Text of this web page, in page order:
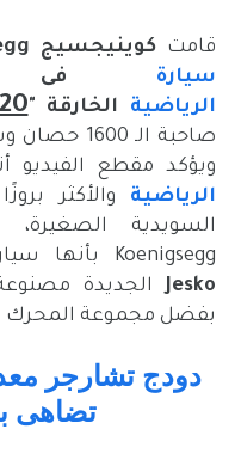
قامت كوينيجسيج
سيارة فى
الرياضية
الخارقة "
ويؤكد مقطع الفيديو
الرياضية والأكثر
السويدية
Koenigsegg بأنها سيارت خاصة جدا ، لكن
Jeskoالجديدة
بفضل مجموعة المحرك
تضاهى